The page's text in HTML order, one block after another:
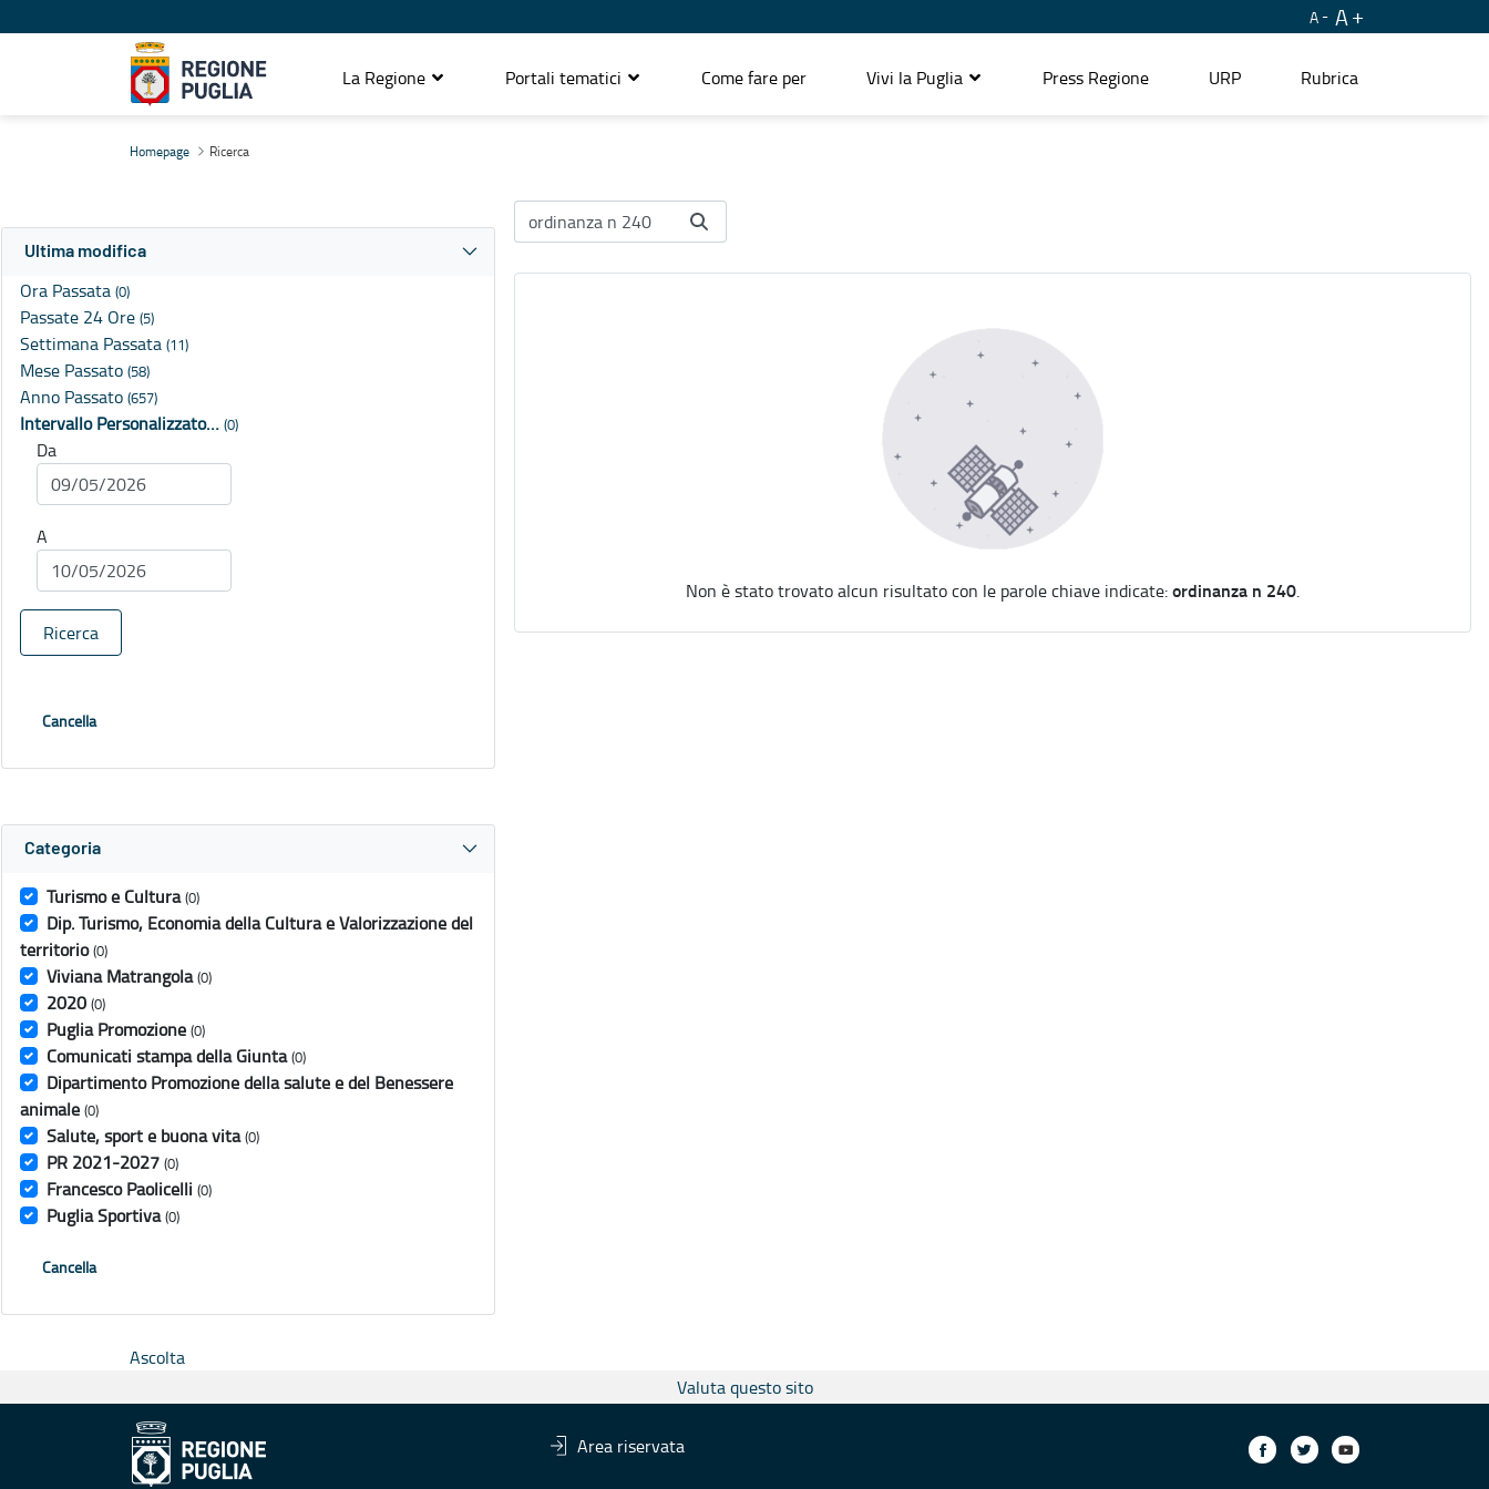
A A
La Regione Portali tematici Come fare per Vivi la Puglia Press Regione URP Rubrica
Homepage Ricerca
Ultima modifica
Ora Passata (0)
Passate 24 Ore (5)
Settimana Passata (11)
Mese Passato (58)
Anno Passato (657)
Intervallo Personalizzato… (0)
Da
A
Ricerca
Cancella
Categoria
Turismo e Cultura (0)
Dip. Turismo, Economia della Cultura e Valorizzazione del
territorio (0)
Viviana Matrangola (0)
2020 (0)
Puglia Promozione (0)
Comunicati stampa della Giunta (0)
Dipartimento Promozione della salute e del Benessere
animale (0)
Salute, sport e buona vita (0)
PR 2021-2027 (0)
Francesco Paolicelli (0)
Puglia Sportiva (0)
Cancella
Non è stato trovato alcun risultato con le parole chiave indicate:ordinanza n 240.
Ascolta
Valuta questo sito
Area riservata